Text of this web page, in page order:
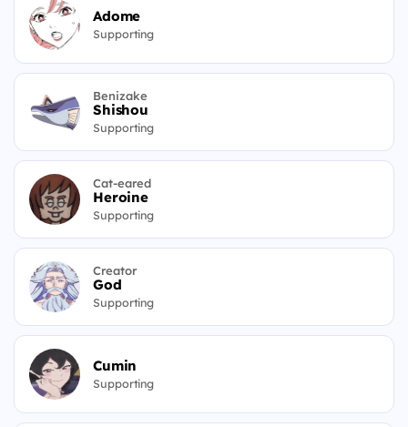
Adome
Supporting
Benizake
Shishou
Supporting
Cat-eared
Heroine
Supporting
Creator
God
Supporting
Cumin
Supporting